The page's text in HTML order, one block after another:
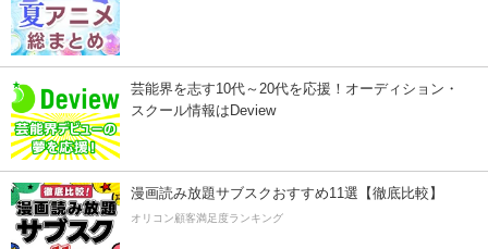
芸能界を志す10代～20代を応援！オーディション・
スクール情報はDeview
漫画読み放題サブスクおすすめ11選【徹底比較】
オリコン顧客満足度ランキング